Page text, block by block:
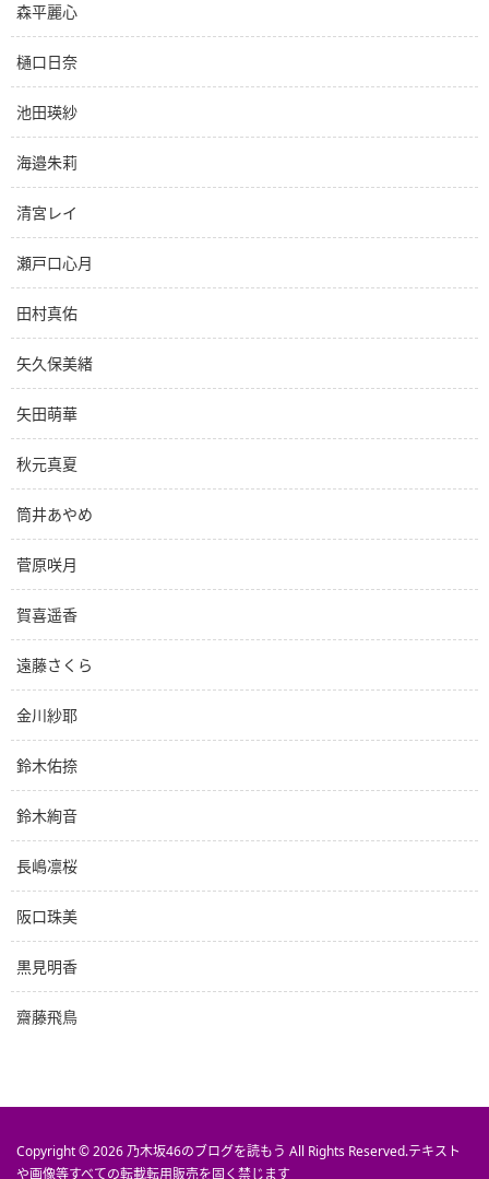
森平麗心
樋口日奈
池田瑛紗
海邉朱莉
清宮レイ
瀬戸口心月
田村真佑
矢久保美緒
矢田萌華
秋元真夏
筒井あやめ
菅原咲月
賀喜遥香
遠藤さくら
金川紗耶
鈴木佑捺
鈴木絢音
長嶋凛桜
阪口珠美
黒見明香
齋藤飛鳥
Copyright © 2026乃木坂46のブログを読もう All Rights Reserved.テキスト
や画像等すべての転載転用販売を固く禁じます